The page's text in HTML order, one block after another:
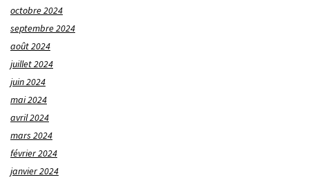
octobre 2024
septembre 2024
août 2024
juillet 2024
juin 2024
mai 2024
avril 2024
mars 2024
février 2024
janvier 2024